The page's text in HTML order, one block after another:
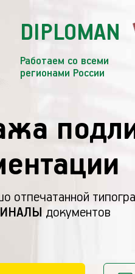
DIPLOMAN
Работаем со всеми
регионами России
отпечатанной
документов